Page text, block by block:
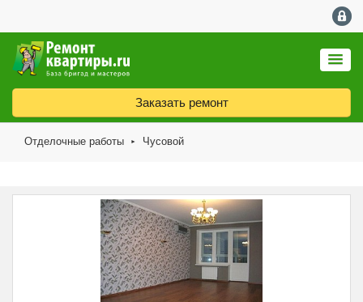
Заказать ремонт
Отделочные работы ► Чусовой